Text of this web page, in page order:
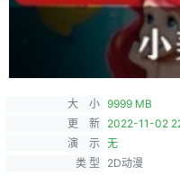
大 小 9999 MB
更 新 2022-11-02
演 示 无
类 型
2D动漫